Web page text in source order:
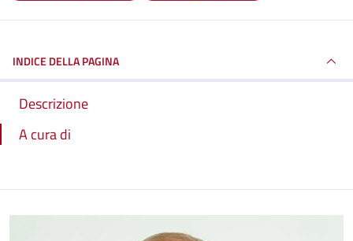
INDICE DELLA PAGINA
Descrizione
A cura di